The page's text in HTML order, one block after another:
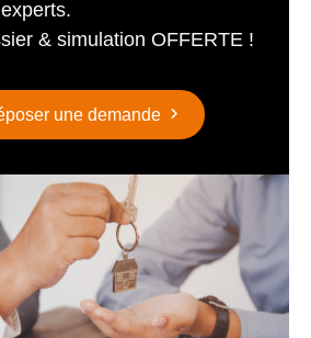
& simulation OFFERTE !
une demande